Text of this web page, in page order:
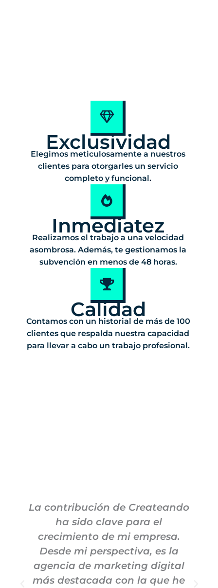
Exclusividad
Elegimos meticulosamente a nuestros
clientes para otorgarles un servicio
completo y funcional.
Inmediatez
Realizamos el trabajo a una velocidad
asombrosa. Además, te gestionamos la
subvención en menos de 48 horas.
Calidad
Contamos con un historial de más de 100
clientes que respalda nuestra capacidad
para llevar a cabo un trabajo profesional.
La contribución de Createando
ha sido clave para el
crecimiento de mi empresa.
Desde mi perspectiva, es la
agencia de marketing digital
más destacada con la que he